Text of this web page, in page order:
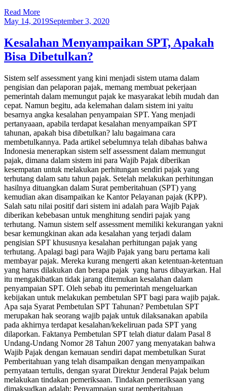
Read More
May 14, 2019September 3, 2020
Kesalahan Menyampaikan SPT, Apakah
Bisa Dibetulkan?
Sistem self assessment yang kini menjadi sistem utama dalam
pengisian dan pelaporan pajak, memang membuat pekerjaan
pemerintah dalam memungut pajak ke masyarakat lebih mudah dan
cepat. Namun begitu, ada kelemahan dalam sistem ini yaitu
besarnya angka kesalahan penyampaian SPT. Yang menjadi
pertanyaaan, apabila terdapat kesalahan menyampaikan SPT
tahunan, apakah bisa dibetulkan? lalu bagaimana cara
membetulkannya. Pada artikel sebelumnya telah dibahas bahwa
Indonesia menerapkan sistem self assessment dalam memungut
pajak, dimana dalam sistem ini para Wajib Pajak diberikan
kesempatan untuk melakukan perhitungan sendiri pajak yang
terhutang dalam satu tahun pajak. Setelah melakukan perhitungan
hasilnya dituangkan dalam Surat pemberitahuan (SPT) yang
kemudian akan disampaikan ke Kantor Pelayanan pajak (KPP).
Salah satu nilai positif dari sistem ini adalah para Wajib Pajak
diberikan kebebasan untuk menghitung sendiri pajak yang
terhutang. Namun sistem self assessment memiliki kekurangan yakni
besar kemungkinan akan ada kesalahan yang terjadi dalam
pengisian SPT khususnya kesalahan perhitungan pajak yang
terhutang. Apalagi bagi para Wajib Pajak yang baru pertama kali
membayar pajak. Mereka kurang mengerti akan ketentuan-ketentuan
yang harus dilakukan dan berapa pajak yang harus dibayarkan. Hal
itu mengakibatkan tidak jarang ditemukan kesalahan dalam
penyampaian SPT. Oleh sebab itu pemerintah mengeluarkan
kebijakan untuk melakukan pembetulan SPT bagi para wajib pajak.
Apa saja Syarat Pembetulan SPT Tahunan? Pembetulan SPT
merupakan hak seorang wajib pajak untuk dilaksanakan apabila
pada akhirnya terdapat kesalahan/kekeliruan pada SPT yang
dilaporkan. Faktanya Pembetulan SPT telah diatur dalam Pasal 8
Undang-Undang Nomor 28 Tahun 2007 yang menyatakan bahwa
Wajib Pajak dengan kemauan sendiri dapat membetulkan Surat
Pemberitahuan yang telah disampaikan dengan menyampaikan
pernyataan tertulis, dengan syarat Direktur Jenderal Pajak belum
melakukan tindakan pemeriksaan. Tindakan pemeriksaan yang
dimaksudkan adalah: Penyampaian surat pemberitahuan